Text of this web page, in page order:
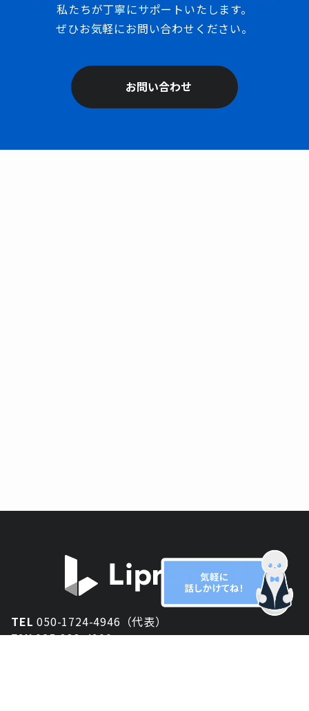
私たちが丁寧にサポートいたします。
ぜひお気軽にお問い合わせください。
お問い合わせ
TEL050-1724-4946（代表）
FAX025-333-4900